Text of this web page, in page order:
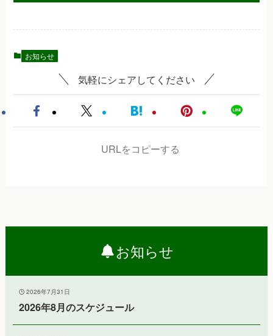
お知らせ
気軽にシェアしてください
URLをコピーする
お知らせ
2026年7月31日
2026年8月のスケジュール